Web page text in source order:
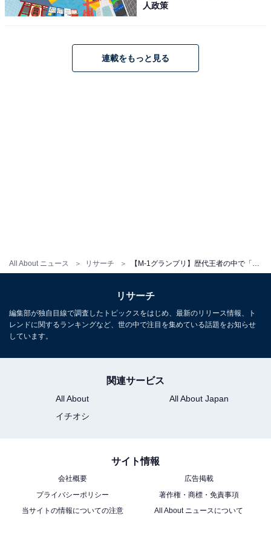
All About ニュース リサーチ 【M-1グランプリ】歴代王者の中で「好きなコンビ」ランキング！ 2位「中川家」を抑えた1位は？
人政策
連載をもっと見る
リサーチ
編集部が独自目線で調査したトピックスをはじめ、最新のリリース情報、ト
レンドに関するランキングなど、世の中で注目を集めている話題をお知らせ
しています。
関連サービス
All About
All About Japan
イチオシ
サイト情報
会社概要
広告掲載
プライバシーポリシー
著作権・商標・免責事項
当サイトの情報についての注意
All About ニュースについて